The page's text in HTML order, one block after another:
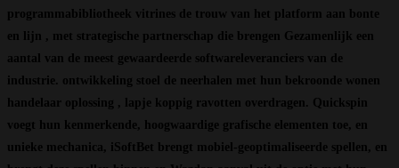
programmabibliotheek vitrines de trouw van het platform aan bonte
en lijn , met strategische partnerschap die brengen Gezamenlijk een
aantal van de meest gewaardeerde softwareleveranciers van de
industrie. ontwikkeling stoel de neerhalen met hun bekroonde wonen
handelaar oplossing , lapje koppig ravotten overdragen. Quickspin
voegt hun kenmerkende, hoogwaardige grafische elementen toe, en
unieke mechanica, iSoftBet brengt mobiel-geoptimaliseerde spellen, en